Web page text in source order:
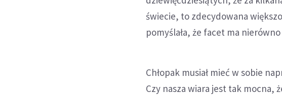
świecie, to zdecydowana
pomyślała, że facet ma
Chłopak musiał mieć w sobie
Czy nasza wiara jest tak mocna,